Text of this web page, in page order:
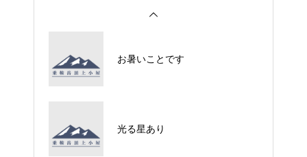
お暑いことです
光る星あり